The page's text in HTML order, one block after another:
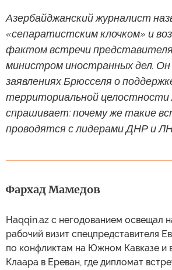
Азербайджанский журналист
«сепаратистским клочком» и
фактом встречи
министром иностранных дел.
заявлениях Брюсселя о
территориальной целостности
спрашивает: почему же такие
проводятся с лидерами ДНР и
Фархад Мамедов
Haqqin.az с негодованием освещал
рабочий визит спецпредставителя
по конфликтам на Южном Кавказе и
Клаара в Ереван, где дипломат